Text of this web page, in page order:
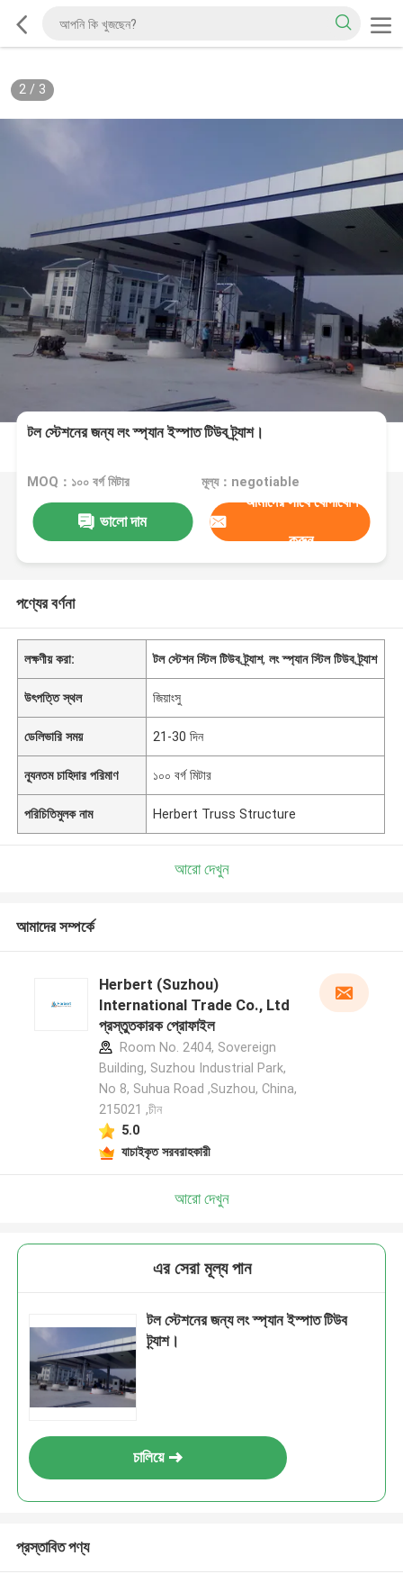
2/ 3
টল স্টেশনের জন্য লং স্প্যান ইস্পাত টিউব ট্র্যাশ।
MOQ：১০০ বর্গ মিটার মূল্য：negotiable
ভালো দাম
আমাদের সাথে যোগাযোগ
করুন
পণ্যের বর্ণনা
লক্ষণীয় করা: টল স্টেশন স্টিল টিউব ট্র্যাশ,লং স্প্যান স্টিল টিউব ট্র্যাশ
উৎপত্তি স্থল জিয়াংসু
ডেলিভারি সময় 21-30 দিন
ন্যূনতম চাহিদার পরিমাণ ১০০ বর্গ মিটার
পরিচিতিমুলক নাম Herbert Truss Structure
আরো দেখুন
আমাদের সম্পর্কে
Herbert (Suzhou)
International Trade Co., Ltd
প্রস্তুতকারক প্রোফাইল
Room No. 2404, Sovereign
Building, Suzhou Industrial Park,
No 8, Suhua Road ,Suzhou, China,
215021 ,চীন
5.0
যাচাইকৃত সরবরাহকারী
আরো দেখুন
এর সেরা মূল্য পান
টল স্টেশনের জন্য লং স্প্যান ইস্পাত টিউব
ট্র্যাশ।
চালিয়ে
প্রস্তাবিত পণ্য